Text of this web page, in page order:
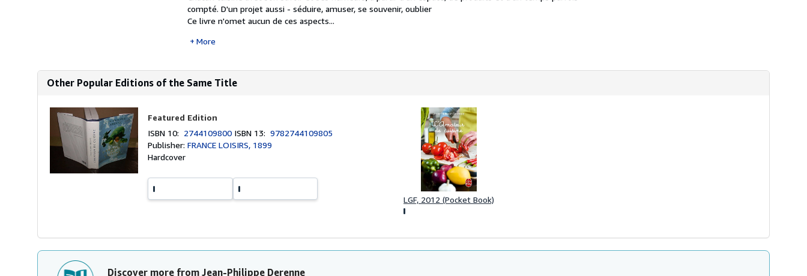
compté. D'un projet aussi - séduire, amuser, se souvenir, oublier
Ce livre n'omet aucun de ces aspects...
More
Other Popular Editions of the Same Title
Featured Edition
ISBN 10: 2744109800 ISBN 13:9782744109805
Publisher:FRANCE LOISIRS, 1899
Hardcover
LGF, 2012 (Pocket Book)
Discover more from Jean-Philippe Derenne